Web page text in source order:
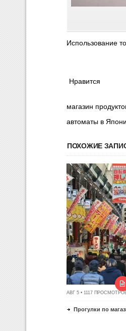
Использование
Нравится
магазин
автоматы в
ПОХОЖИЕ
АВГ 5 • 1117
Прогулки по